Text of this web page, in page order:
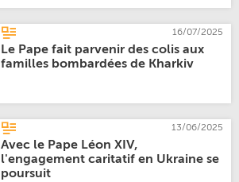
16/07/2025
Le Pape fait parvenir des colis aux
familles bombardées de Kharkiv
13/06/2025
Avec le Pape Léon XIV,
l'engagement caritatif en Ukraine se
poursuit